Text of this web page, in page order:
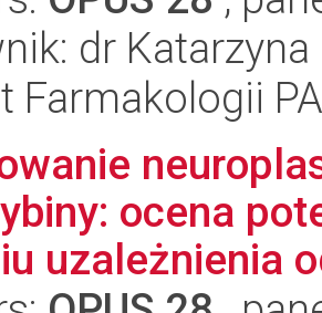
dr Katarzyna
Farmakologii
ocena
uzależnienia